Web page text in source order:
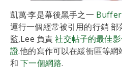
凱萬·李是幕後黑手之一 Buffer
運行一個經常被引用的行銷
監,Lee 負責社交帖子的最佳
證.他的寫作可以在緩衝區等網
和下一個網路.